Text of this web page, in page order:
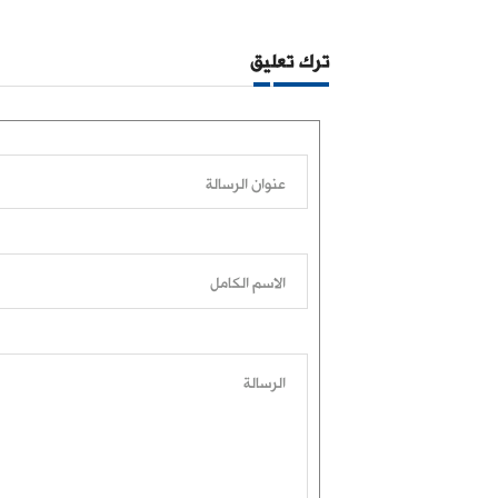
ترك تعليق
عنوان الرسالة
الاسم الكامل
الرسالة